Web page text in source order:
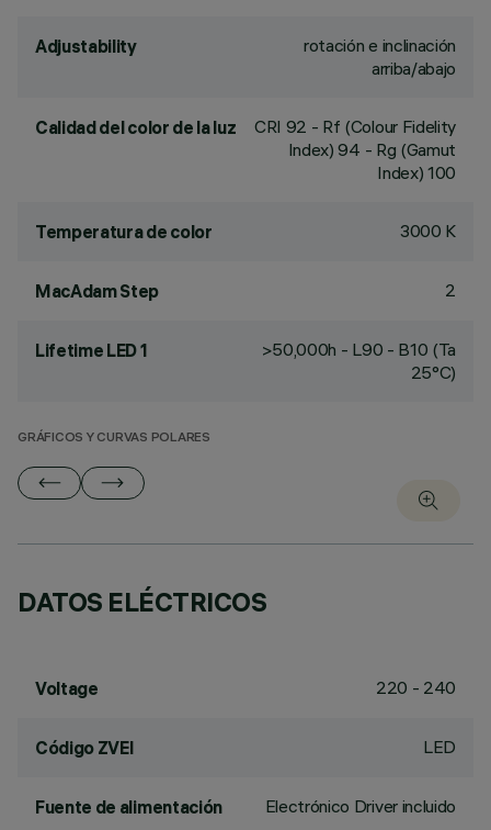
Adjustability
rotación e inclinación
arriba/abajo
Calidad del color de la luz CRI 92 - Rf (Colour Fidelity
Index) 94 - Rg (Gamut
Index) 100
Temperatura de color 3000 K
MacAdam Step 2
Lifetime LED 1
>50,000h - L90 - B10 (Ta
25°C)
GRÁFICOS Y CURVAS POLARES
DATOS ELÉCTRICOS
Voltage 220 - 240
Código ZVEI LED
Fuente de alimentación Electrónico Driver incluido